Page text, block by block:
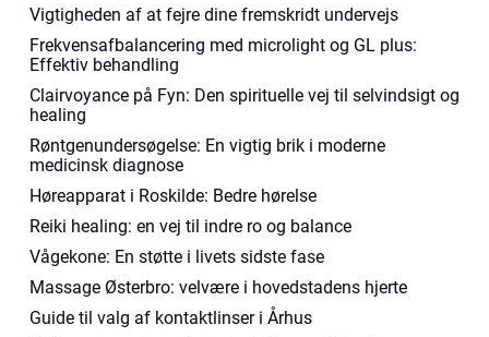
Vigtigheden af at fejre dine fremskridt undervejs
Frekvensafbalancering med microlight og GL plus:
Effektiv behandling
Clairvoyance på Fyn: Den spirituelle vej til selvindsigt og
healing
Røntgenundersøgelse: En vigtig brik i moderne
medicinsk diagnose
Høreapparat i Roskilde: Bedre hørelse
Reiki healing: en vej til indre ro og balance
Vågekone: En støtte i livets sidste fase
Massage Østerbro: velvære i hovedstadens hjerte
Guide til valg af kontaktlinser i Århus